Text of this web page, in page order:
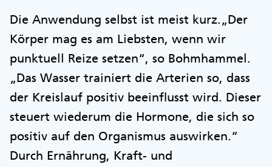
Die Anwendung selbst ist meist kurz.„Der
Körper mag es am Liebsten, wenn wir
punktuell Reize setzen“, so Bohmhammel.
„Das Wasser trainiert die Arterien so, dass
der Kreislauf positiv beeinflusst wird. Dieser
steuert wiederum die Hormone, die sich so
positiv auf den Organismus auswirken.“
Durch Ernährung, Kraft- und